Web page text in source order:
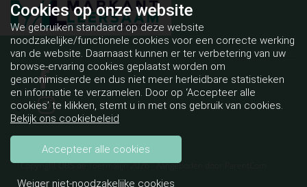
Copyright OBS de Toermalijn 2026 - Aangeboden door
Disclaimer
Cookies oponze website
We gebruiken standaard op deze website
noodzakelijke/functionele cookies voor een correcte werking
van de website. Daarnaast kunnen er ter verbetering van uw
browse-ervaring cookies geplaatst worden om
geanonimiseerde en dus niet meer herleidbare statistieken
en informatie te verzamelen. Door op ‘Accepteer alle
cookies’ te klikken, stemt u in met ons gebruik van cookies.
Bekijk ons cookiebeleid
Accepteer alle cookies
Weiger niet-noodzakelijke cookies